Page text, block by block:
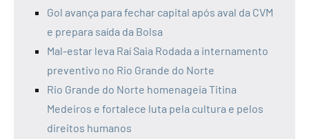
Gol avança para fechar capital após aval da CVM
e prepara saída da Bolsa
Mal-estar leva Raí Saia Rodada a internamento
preventivo no Rio Grande do Norte
Rio Grande do Norte homenageia Titina
Medeiros e fortalece luta pela cultura e pelos
direitos humanos